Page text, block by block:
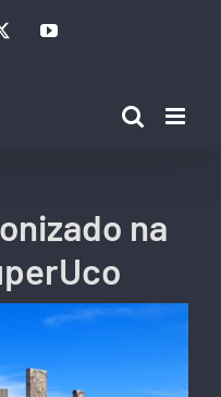
TwitterYouTube
na